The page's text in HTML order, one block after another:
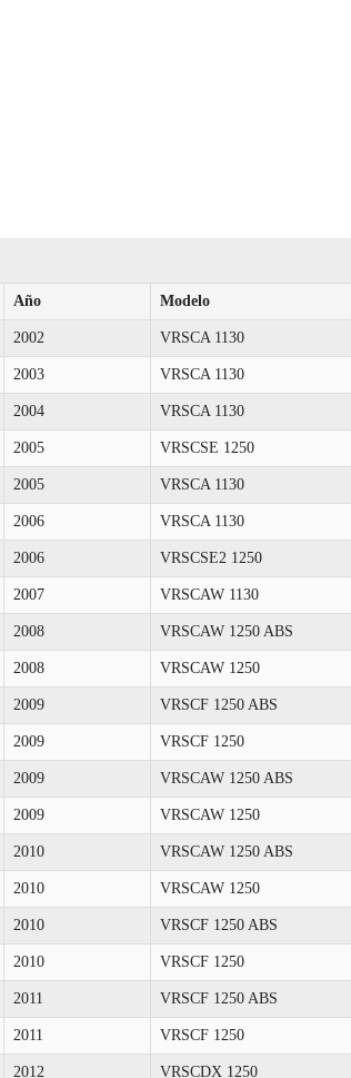
Año Modelo
2002 VRSCA 1130
2003 VRSCA 1130
2004 VRSCA 1130
2005 VRSCSE 1250
2005 VRSCA 1130
2006 VRSCA 1130
2006 VRSCSE2 1250
2007 VRSCAW 1130
2008 VRSCAW 1250 ABS
2008 VRSCAW 1250
2009 VRSCF 1250 ABS
2009 VRSCF 1250
2009 VRSCAW 1250 ABS
2009 VRSCAW 1250
2010 VRSCAW 1250 ABS
2010 VRSCAW 1250
2010 VRSCF 1250 ABS
2010 VRSCF 1250
2011 VRSCF 1250 ABS
2011 VRSCF 1250
2012 VRSCDX 1250